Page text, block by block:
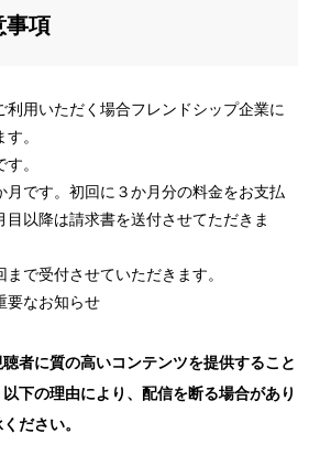
事項
利用いただく場合フレンドシップ企業に
。
。
月です。初回に３か月分の料金をお支払
目以降は請求書を送付させてただきま
で受付させていただきます。
要なお知らせ
者に質の高いコンテンツを提供すること
下の理由により、配信を断る場合があり
ださい。